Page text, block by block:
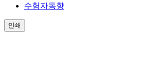
수험자동향
인쇄